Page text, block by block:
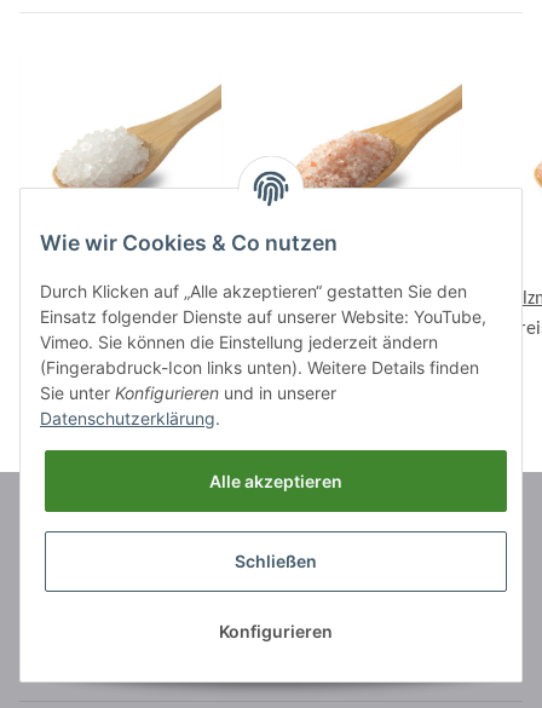
Salzmühlen, 25 kg, ca.3-
5mm
Preise nach Anmeldung
sichtbar
Salzmühlen, 1 kg, ca. 1-3
mm
Preise nach Anmeldung
sichtbar
Informationen
Wie wir Cookies & Co nutzen
Durch Klicken auf „Alle akzeptieren“ gestatten Sie den
Einsatz folgender Dienste auf unserer Website: YouTube,
Vimeo. Sie können die Einstellung jederzeit ändern
(Fingerabdruck-Icon links unten). Weitere Details finden
Sie unter Konfigurieren und in unserer
Datenschutzerklärung.
Alle akzeptieren
Schließen
Konfigurieren